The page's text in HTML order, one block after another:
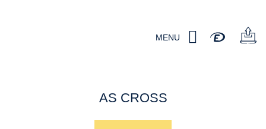
MENU
AS CROSS